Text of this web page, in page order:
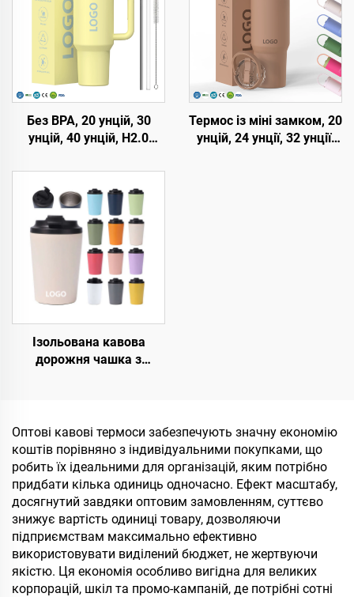
Без BPA, 20 унцій, 30
унцій, 40 унцій, H2.0
та соломинкою, кришка
з 3 положеннями,
подорожній утеплений
стакан з нержавіючої
сталі
Термос із міні замком, 20
унцій, 24 унції, 32 унції,
Ізольована кавова
дорожня чашка з
унцій, 16 унцій,
портативні вакуумні
кружки з подвійними
стінками з герметичним
кришкою
Оптові кавові термоси забезпечують значну економію
коштів порівняно з індивідуальними покупками, що
робить їх ідеальними для організацій, яким потрібно
придбати кілька одиниць одночасно. Ефект масштабу,
досягнутий завдяки оптовим замовленням, суттєво
знижує вартість одиниці товару, дозволяючи
підприємствам максимально ефективно
використовувати виділений бюджет, не жертвуючи
якістю. Ця економія особливо вигідна для великих
корпорацій, шкіл та промо-кампаній, де потрібні сотні